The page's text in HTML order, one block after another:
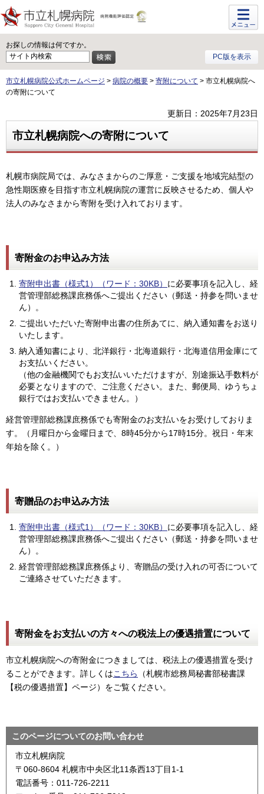
お探しの情報は何ですか。
PC版を表示
メニュ
ー
市立札幌病院公式ホームページ > 病院の概要 > 寄附について > 市立札幌病院へ
の寄附について
更新日：2025年7月23日
市立札幌病院への寄附について
札幌市病院局では、みなさまからのご厚意・ご支援を地域完結型の
急性期医療を目指す市立札幌病院の運営に反映させるため、個人や
法人のみなさまから寄附を受け入れております。
寄附金のお申込み方法
寄附申出書（様式1）（ワード：30KB） に必要事項を記入し、経
営管理部総務課庶務係へご提出ください（郵送・持参を問いませ
ん）。
ご提出いただいた寄附申出書の住所あてに、納入通知書をお送り
いたします。
納入通知書により、北洋銀行・北海道銀行・北海道信用金庫にて
お支払いください。
（他の金融機関でもお支払いいただけますが、別途振込手数料が
必要となりますので、ご注意ください。また、郵便局、ゆうちょ
銀行ではお支払いできません。）
経営管理部総務課庶務係でも寄附金のお支払いをお受けしておりま
す。（月曜日から金曜日まで、8時45分から17時15分。祝日・年末
年始を除く。）
寄贈品のお申込み方法
寄附申出書（様式1）（ワード：30KB） に必要事項を記入し、経
営管理部総務課庶務係へご提出ください（郵送・持参を問いませ
ん）。
経営管理部総務課庶務係より、寄贈品の受け入れの可否について
ご連絡させていただきます。
寄附金をお支払いの方々への税法上の優遇措置について
市立札幌病院への寄附金につきましては、税法上の優遇措置を受け
ることができます。詳しくはこちら
（札幌市総務局秘書部秘書課
【税の優遇措置】ページ）をご覧ください。
このページについてのお問い合わせ
市立札幌病院
〒060-8604 札幌市中央区北11条西13丁目1-1
電話番号：011-726-2211